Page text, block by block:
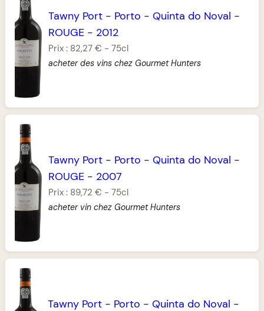
Tawny Port - Porto - Quinta do Noval -
ROUGE - 2012
Prix : 82,27 € -75cl
acheter des vins chez Gourmet Hunters
Tawny Port- Porto - Quinta do Noval -
ROUGE- 2007
Prix : 89,72 € - 75cl
acheter vin chez Gourmet Hunters
Tawny Port - Porto - Quinta do Noval -